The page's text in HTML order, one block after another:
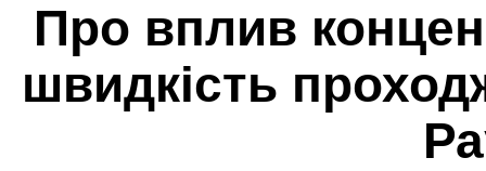
Про вплив
швидкість